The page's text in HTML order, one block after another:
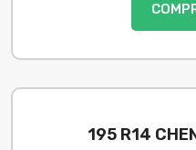
195 R14